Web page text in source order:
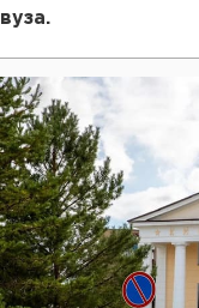
вуза.